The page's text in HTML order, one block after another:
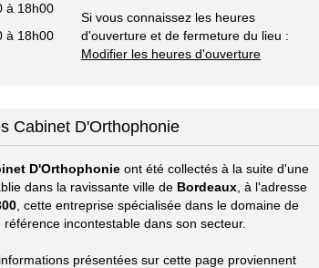
à 18h00
à 18h00
Si vous connaissez les heures
d'ouverture et de fermeture du lieu :
Modifier les heures d'ouverture
Cabinet D'Orthophonie
D'Orthophonie ont été collectés à la suite d'une
dans la ravissante ville de Bordeaux , à l'adresse
, cette entreprise spécialisée dans le domaine de
incontestable dans son secteur.
présentées sur cette page proviennent